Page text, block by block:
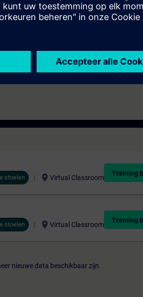
stoelen location_on Virtual Classroom
Training
stoelen location_on Virtual Classroom
Training
nieuwe data beschikbaar zijn.